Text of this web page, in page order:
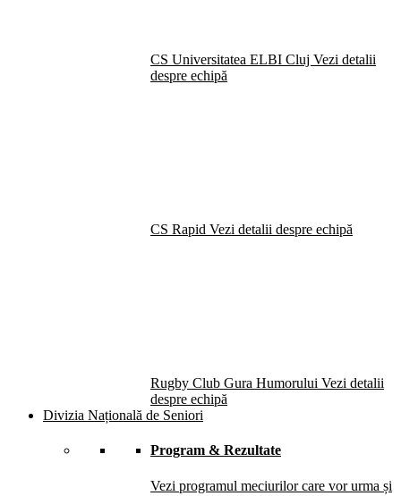
CS Universitatea ELBI Cluj Vezi detalii
despre echipă
CS Rapid Vezi detalii despre echipă
Rugby Club Gura Humorului Vezi detalii
despre echipă
Divizia Națională de Seniori
Program & Rezultate
Vezi programul meciurilor care vor urma și